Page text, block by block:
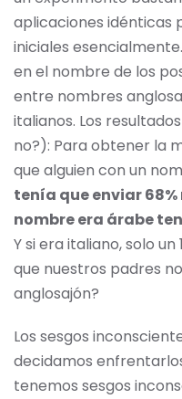
aplicaciones idénticas
iniciales
en el nombre de los
entre nombres
italianos. Los
no?): Para obtener la
que alguien con un
tenía que enviar
nombre era árabe
Y si era italiano, solo un
que nuestros padres
anglosajón?
Los sesgos
decidamos
tenemos sesgos